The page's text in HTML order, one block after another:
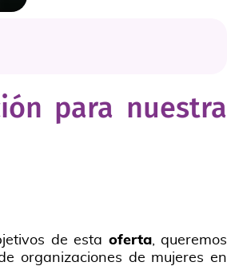
para nuestra
de esta oferta, queremos
organizaciones de mujeres en